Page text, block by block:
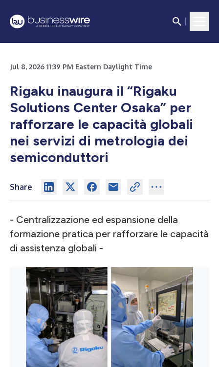
Jul 8, 2026 11:39 PM Eastern Daylight Time
Rigaku inaugura il “Rigaku
Solutions Center Osaka” per
rafforzare le capacità globali
nei servizi di metrologia dei
semiconduttori
Share
- Centralizzazione ed espansione della
formazione pratica per rafforzare le capacità
di assistenza globali -